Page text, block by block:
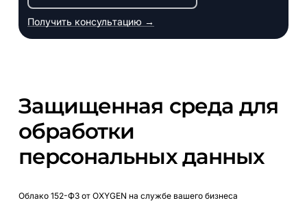
Получить консультацию →
Защищенная среда для
обработки
персональных данных
Облако 152-ФЗ от OXYGEN на службе вашего бизнеса